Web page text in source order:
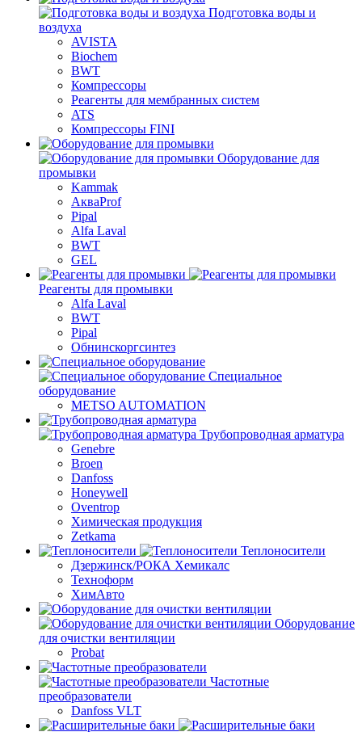
Подготовка воды и
воздуха
AVISTA
Biochem
BWT
Компрессоры
Реагенты для мембранных систем
ATS
Компрессоры FINI
Оборудование для
промывки
Kammak
АкваProf
Pipal
Alfa Laval
BWT
GEL
Реагенты для промывки
Alfa Laval
BWT
Pipal
Обнинскоргсинтез
Специальное
оборудование
METSO AUTOMATION
Трубопроводная арматура
Genebre
Broen
Danfoss
Honeywell
Oventrop
Химическая продукция
Zetkama
Теплоносители
Дзержинск/РОКА Хемикалс
Техноформ
ХимАвто
Оборудование
для очистки вентиляции
Probat
Частотные
преобразователи
Danfoss VLT